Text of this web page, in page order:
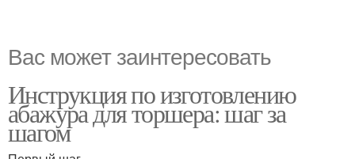
Вас может заинтересовать
Инструкция по изготовлению
абажура для торшера: шаг за
шагом